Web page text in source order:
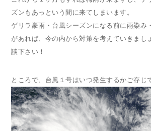
ズンもあっという間に来てしまいます。
ゲリラ豪雨・台風シーズンになる前に雨染み
があれば、今の内から対策を考えていきまし
談下さい！
ところで、台風１号はいつ発生するかご存じ